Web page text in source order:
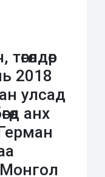
2018
улсад
анх